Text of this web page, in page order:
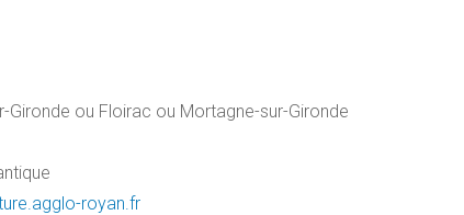
Gironde ou Floirac ou Mortagne-sur-Gironde
royan.fr